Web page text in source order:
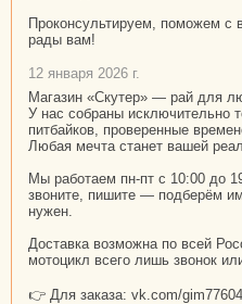
Проконсультируем, поможем
рады вам!
12 января 2026 г.
Магазин «Скутер» — рай для
У нас собраны исключительно
питбайков, проверенные
Любая мечта станет вашей
Мы работаем пн-пт с 10:00 до
звоните, пишите — подберём
нужен.
Доставка возможна по всей
мотоцикл всего лишь звонок
👉 Для заказа: vk.com/